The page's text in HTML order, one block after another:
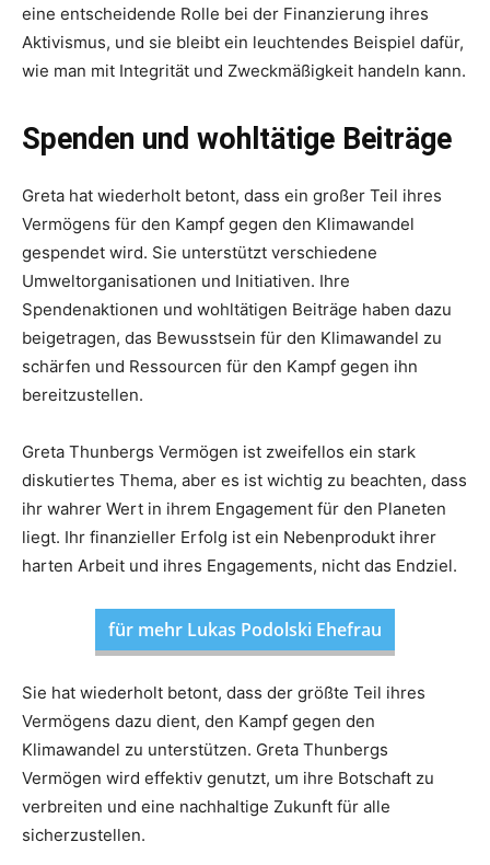
eine entscheidende Rolle bei der Finanzierung ihres
Aktivismus, und sie bleibt ein leuchtendes Beispiel dafür,
wie man mit Integrität und Zweckmäßigkeit handeln kann.
Spenden und wohltätige Beiträge
Greta hat wiederholt betont, dass ein großer Teil ihres
Vermögens für den Kampf gegen den Klimawandel
gespendet wird. Sie unterstützt verschiedene
Umweltorganisationen und Initiativen. Ihre
Spendenaktionen und wohltätigen Beiträge haben dazu
beigetragen, das Bewusstsein für den Klimawandel zu
schärfen und Ressourcen für den Kampf gegen ihn
bereitzustellen.
Greta Thunbergs Vermögen ist zweifellos ein stark
diskutiertes Thema, aber es ist wichtig zu beachten, dass
ihr wahrer Wert in ihrem Engagement für den Planeten
liegt. Ihr finanzieller Erfolg ist ein Nebenprodukt ihrer
harten Arbeit und ihres Engagements, nicht das Endziel.
für mehr Lukas Podolski Ehefrau
Sie hat wiederholt betont, dass der größte Teil ihres
Vermögens dazu dient, den Kampf gegen den
Klimawandel zu unterstützen. Greta Thunbergs
Vermögen wird effektiv genutzt, um ihre Botschaft zu
verbreiten und eine nachhaltige Zukunft für alle
sicherzustellen.